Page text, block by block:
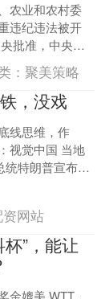
农业和农村委
违纪违法被开
批准，中央纪
政协原常委、
....
： 聚美策略
，没戏
线思维，作
视觉中国 当地
统特朗普宣布将
项目的联邦资
资网站
”，能让
金媲美 WTT，